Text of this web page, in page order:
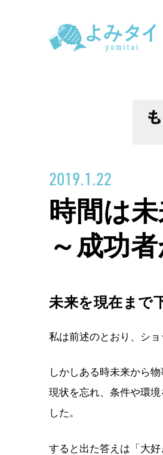
2019.1.22
時間は
～成功
未来を現在まで
私は前述のとおり、シ
しかしある時未来から
現状を忘れ、条件や環
した。
すると出た答えは「大